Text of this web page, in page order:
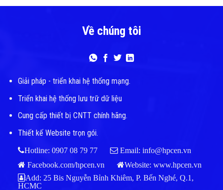
Về chúng tôi
Giải pháp - triển khai hệ thống mạng.
Triển khai hệ thống lưu trữ dữ liệu
Cung cấp thiết bị CNTT chính hãng.
Thiết kế Website trọn gói.
Hotline: 0907 08 79 77
Email: info@hpcen.vn
Facebook.com/hpcen.vn
Website: www.hpcen.vn
Add: 25 Bis Nguyễn Bỉnh Khiêm, P. Bến Nghé, Q.1,
HCMC